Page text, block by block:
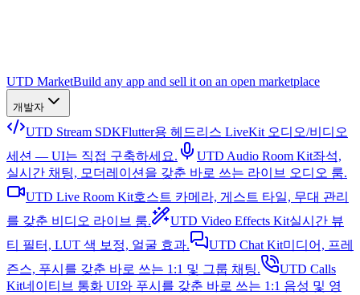
UTD MarketBuild any app and sell it on an open marketplace
개발자
UTD Stream SDKFlutter용 헤드리스 LiveKit 오디오/비디오
세션 — UI는 직접 구축하세요.
UTD Audio Room Kit좌석,
실시간 채팅, 모더레이션을 갖춘 바로 쓰는 라이브 오디오 룸.
UTD Live Room Kit호스트 카메라, 게스트 타일, 무대 관리
를 갖춘 비디오 라이브 룸.
UTD Video Effects Kit실시간 뷰
티 필터, LUT 색 보정, 얼굴 효과.
UTD Chat Kit미디어, 프레
즌스, 푸시를 갖춘 바로 쓰는 1:1 및 그룹 채팅.
UTD Calls
Kit네이티브 통화 UI와 푸시를 갖춘 바로 쓰는 1:1 음성 및 영